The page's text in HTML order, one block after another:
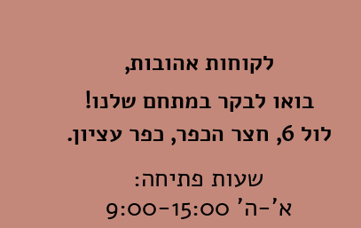
לקוחות אהובות,
בואו לבקר במתחם שלנו!
לול 6, חצר הכפר, כפר עציון.
שעות פתיחה:
א'-ה' 9:00-15:00